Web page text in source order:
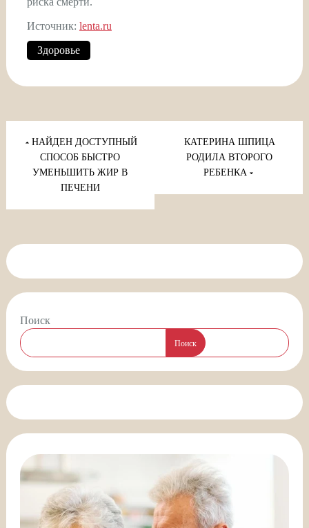
Источник: lenta.ru
Здоровье
Навигация
позаписям
НАЙДЕН ДОСТУПНЫЙ
СПОСОБ БЫСТРО
УМЕНЬШИТЬ ЖИР В
ПЕЧЕНИ
КАТЕРИНА ШПИЦА
РОДИЛА ВТОРОГО
РЕБЕНКА
Поиск
Поиск